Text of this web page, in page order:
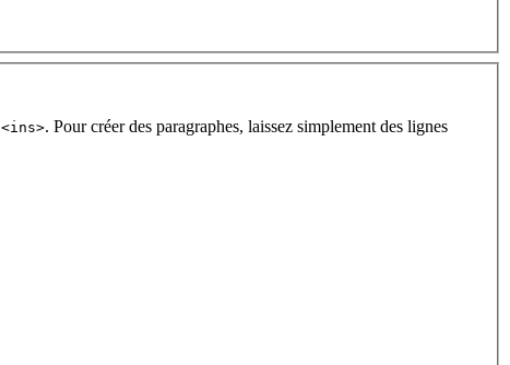
<ins>. Pour créer des paragraphes, laissez simplement des lignes